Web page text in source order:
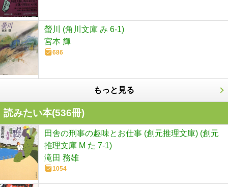
螢川 (角川文庫 み 6-1)
宮本 輝
686
もっと見る
読みたい本(536冊)
田舎の刑事の趣味とお仕事 (創元推理文庫) (創元
推理文庫 M た 7-1)
滝田 務雄
1054